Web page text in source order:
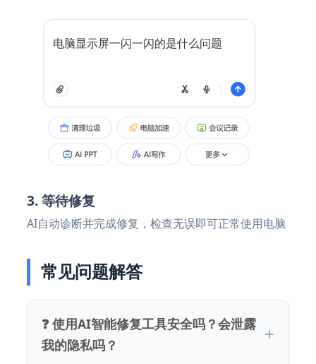
电脑显示屏一闪一闪的是什么问题
3. 等待修复
AI自动诊断并完成修复，检查无误即可正常使用电脑
常见问题解答
❓ 使用AI智能修复工具安全吗？会泄露
我的隐私吗？